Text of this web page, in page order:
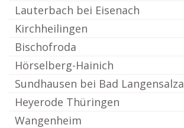
Lauterbach bei Eisenach
Kirchheilingen
Bischofroda
Hörselberg-Hainich
Sundhausen bei Bad Langensalza
Heyerode Thüringen
Wangenheim